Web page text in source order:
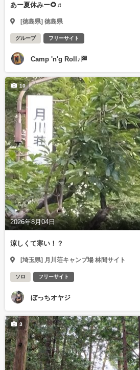
あー夏休みー🌻♬
[徳島県] 徳島県
グループ フリーサイト
Camp 'n'g Roll♪🏁
2026年8月04日
10
涼しくて寒い！？
[埼玉県] 月川荘キャンプ場 林間サイト
ソロ フリーサイト
ぼっちオヤジ
3